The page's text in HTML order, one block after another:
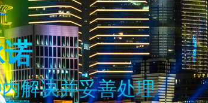
海网站建设公司
详细探讨外贸独
供网站源代码的
企业更好地理解
解决并妥善处理